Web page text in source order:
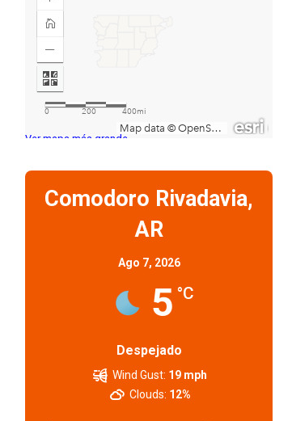
Ver mapa más grande
Comodoro Rivadavia,
AR
Ago 7, 2026
5 °C
Despejado
Wind Gust: 19 mph
Clouds: 12%